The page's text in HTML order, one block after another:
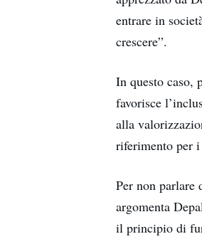
entrare in
crescere”.
In questo caso,
favorisce
alla
riferimento per
Per non parlare
argomenta
il principio di